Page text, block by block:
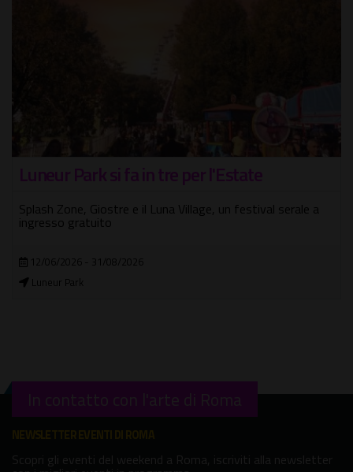
Luneur Park si fa in tre per l'Estate
Splash Zone, Giostre e il Luna Village, un festival serale a
ingresso gratuito
12/06/2026 - 31/08/2026
Luneur Park
In contatto con l'arte di Roma